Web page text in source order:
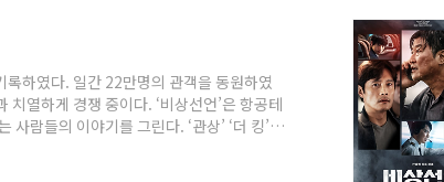
록하였다. 일간 22만명의 관객을 동원하였
열하게 경쟁 중이다. ‘비상선언’은 항공테
람들의 이야기를 그린다. ‘관상’ ‘더 킹’의